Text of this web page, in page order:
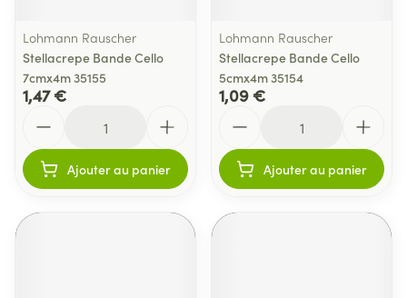
Lohmann Rauscher
Stellacrepe Bande Cello
7cmx4m 35155
1,47 €
Ajouter au panier
Lohmann Rauscher
Stellacrepe Bande Cello
5cmx4m 35154
1,09 €
Ajouter au panier